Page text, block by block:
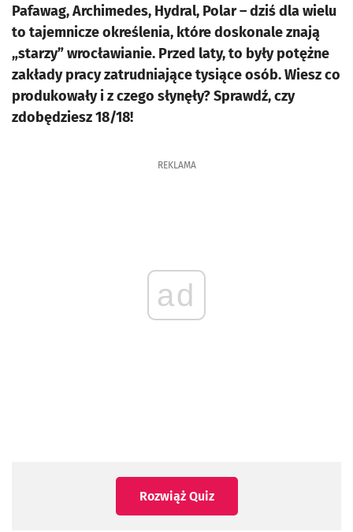
Pafawag, Archimedes, Hydral, Polar – dziś dla wielu
to tajemnicze określenia, które doskonale znają
„starzy” wrocławianie. Przed laty, to były potężne
zakłady pracy zatrudniające tysiące osób. Wiesz co
produkowały i z czego słynęły? Sprawdź, czy
zdobędziesz 18/18!
REKLAMA
ad
Rozwiąż Quiz